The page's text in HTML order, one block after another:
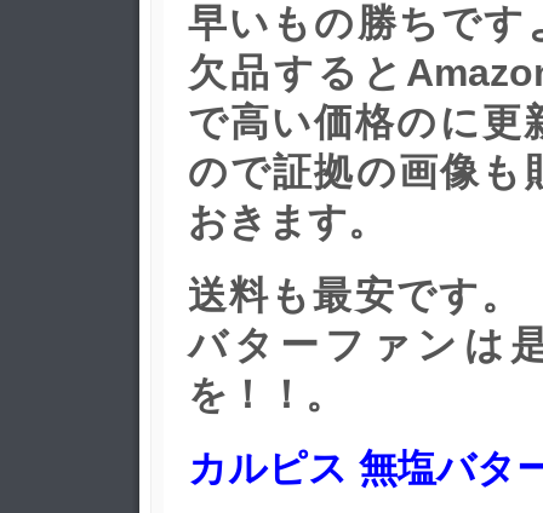
早いもの勝ちで
欠品すると
で高い価格のに更
ので証拠の画像も
おきます。
送料も最安です
バターファンは
を！！。
カルピス 無塩バタ